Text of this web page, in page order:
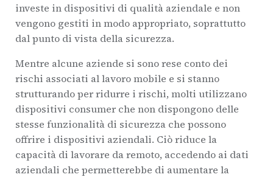
investe in dispositivi di qualità aziendale e non
vengono gestiti in modo appropriato, soprattutto
dal punto di vista della sicurezza.
Mentre alcune aziende si sono rese conto dei
rischi associati al lavoro mobile e si stanno
strutturando per ridurre i rischi, molti utilizzano
dispositivi consumer che non dispongono delle
stesse funzionalità di sicurezza che possono
offrire i dispositivi aziendali. Ciò riduce la
capacità di lavorare da remoto, accedendo ai dati
aziendali che permetterebbe di aumentare la